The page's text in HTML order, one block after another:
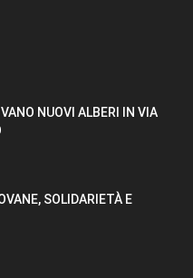
NUOVI ALBERI IN VIA
SOLIDARIETÀ E